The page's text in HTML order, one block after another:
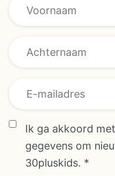
ontspannen
vinden en
De
ingericht en
maximaal 5
voor
tent beschikt
overeenkomst *
*
Ik ga akkoord
gegevens om
30pluskids. *